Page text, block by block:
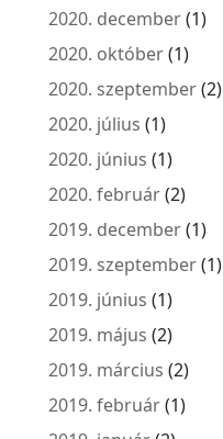
2020. december(1)
2020. október(1)
2020. szeptember(2)
2020. július (1)
2020. június (1)
2020. február(2)
2019. december(1)
2019. szeptember(1)
2019. június (1)
2019. május (2)
2019. március (2)
2019. február(1)